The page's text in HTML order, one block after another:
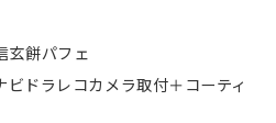
餅パフェ
ドラレコカメラ取付＋コーティ